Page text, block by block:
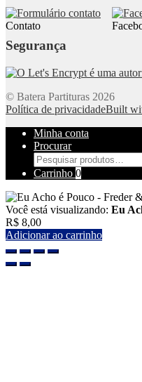
Contato
Segurança
© Batera Partituras 2026
Política de privacidadeBuilt
Minha conta
Procurar
Pesquisar
por:
Carrinho 0
Você está visualizando: Eu
R$ 8,00
Adicionar ao carrinho